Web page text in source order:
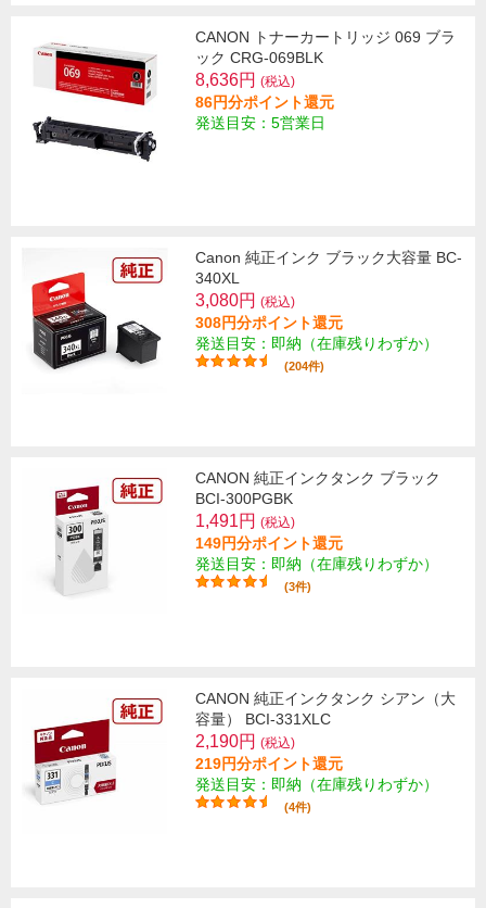
CANON トナーカートリッジ 069 ブラ
ック CRG-069BLK
8,636円 (税込)
86円分ポイント還元
発送目安：5営業日
Canon 純正インク ブラック大容量 BC-
340XL
3,080円 (税込)
308円分ポイント還元
発送目安：即納（在庫残りわずか）
(204件)
CANON 純正インクタンク ブラック
BCI-300PGBK
1,491円 (税込)
149円分ポイント還元
発送目安：即納（在庫残りわずか）
(3件)
CANON 純正インクタンク シアン（大
容量） BCI-331XLC
2,190円 (税込)
219円分ポイント還元
発送目安：即納（在庫残りわずか）
(4件)